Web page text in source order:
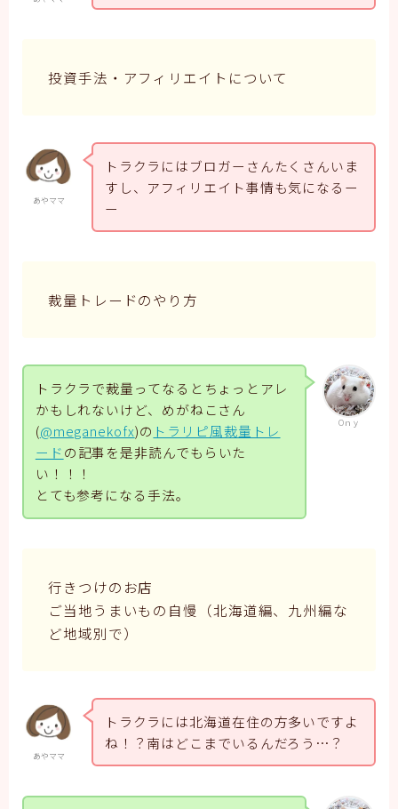
投資手法・アフィリエイトについて
あやママ
トラクラにはブロガーさんたくさんいま
すし、アフィリエイト事情も気になるー
ー
裁量トレードのやり方
Oｎｙ
トラクラで裁量ってなるとちょっとアレ
かもしれないけど、めがねこさん
(@meganekofx)の トラリピ風裁量トレ
ードの記事を是非読んでもらいた
い！！！
とても参考になる手法。
行きつけのお店
ご当地うまいもの自慢（北海道編、九州編な
ど地域別で）
あやママ
トラクラには北海道在住の方多いですよ
ね！？南はどこまでいるんだろう…？